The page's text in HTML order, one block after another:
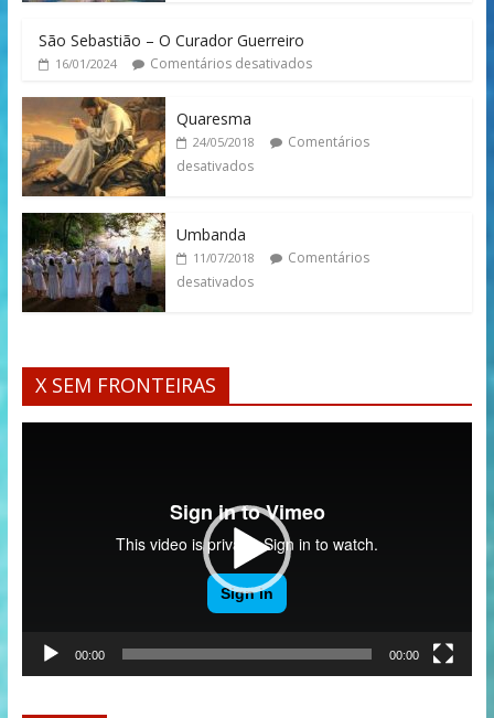
São Sebastião – O Curador Guerreiro
16/01/2024 Comentários desativados
Quaresma
24/05/2018
Comentários
desativados
Umbanda
11/07/2018
Comentários
desativados
X SEM FRONTEIRAS
00:00 00:00